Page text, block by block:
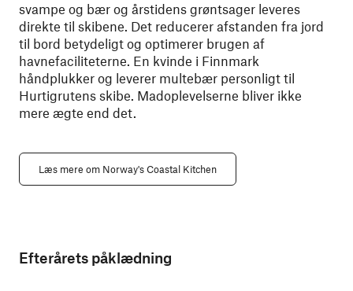
svampe og bær og årstidens grøntsager leveres
direkte til skibene. Det reducerer afstanden fra jord
til bord betydeligt og optimerer brugen af
havnefaciliteterne. En kvinde i Finnmark
håndplukker og leverer multebær personligt til
Hurtigrutens skibe. Madoplevelserne bliver ikke
mere ægte end det.
Læs mere om Norway's Coastal Kitchen
Efterårets påklædning